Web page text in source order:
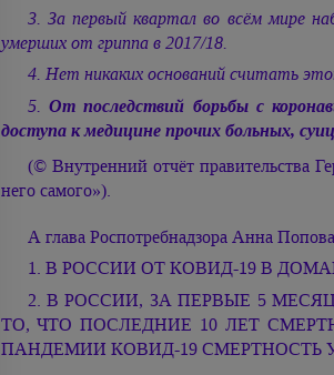
3. За первый квартал во всём мире
умерших от гриппа в 2017/18.
4. Нет никаких оснований считать
5. От последствий борьбы с
доступа к медицине прочих больных,
(© Внутренний отчёт правительства
него самого»).
А глава Роспотребнадзора Анна
1. В РОССИИ ОТ КОВИД-19 В
2. В РОССИИ, ЗА ПЕРВЫЕ 5
ТО, ЧТО ПОСЛЕДНИЕ 10 ЛЕТ
ПАНДЕМИИ КОВИД-19 СМЕРТНОСТЬ